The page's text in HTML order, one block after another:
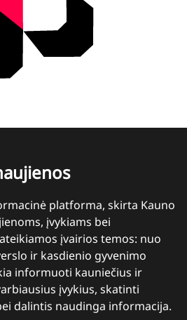
platforma, skirta Kauno
įvykiams bei
įvairios temos: nuo
ir kasdienio gyvenimo
informuoti kauniečius ir
įvykius, skatinti
dalintis naudinga informacija.